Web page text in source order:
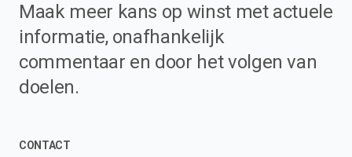
Maak meer kans op winst met actuele
informatie, onafhankelijk
commentaar en door het volgen van
doelen.
CONTACT